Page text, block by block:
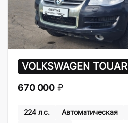
VOLKSWAGEN
670 000 ₽
224 л.с. Автоматическая